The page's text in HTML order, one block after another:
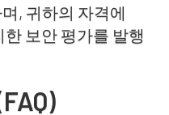
, 귀하의 자격에
보안 평가를 발행